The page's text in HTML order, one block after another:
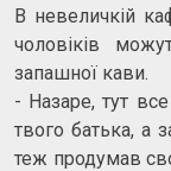
В невеличкій
чоловіків
запашної кави.
- Назаре, тут
твого батька, а
теж продумав